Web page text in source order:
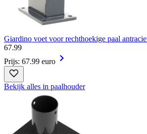
Giardino voet voor rechthoekige paal
67.99
Prijs: 67.99 euro
Bekijk alles in paalhouder